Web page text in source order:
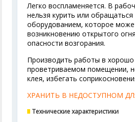
Легко воспламеняется. В
нельзя курить или обращаться
оборудованием, которое
возникновению открытого
опасности возгорания.
Производить работы в хорошо
проветриваемом помещении,
клея, избегать
ХРАНИТЬ В НЕДОСТУПНОМ
Технические характеристики